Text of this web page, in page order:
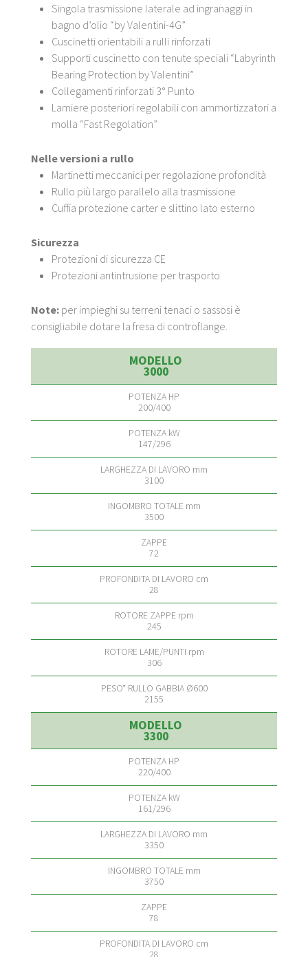
Singola trasmissione laterale ad ingranaggi in
bagno d’olio “by Valentini-4G”
Cuscinetti orientabili a rulli rinforzati
Supporti cuscinetto con tenute speciali “Labyrinth
Bearing Protection by Valentini”
Collegamenti rinforzati 3° Punto
Lamiere posteriori regolabili con ammortizzatori a
molla “Fast Regolation”
Nelle versioni a rullo
Martinetti meccanici per regolazione profondità
Rullo più largo parallelo alla trasmissione
Cuffia protezione carter e slittino lato esterno
Sicurezza
Protezioni di sicurezza CE
Protezioni antintrusione per trasporto
Note: per impieghi su terreni tenaci o sassosi è
consigliabile dotare la fresa di controflange.
3000
200/400
147/296
3100
3500
72
28
245
306
2155
3300
220/400
161/296
3350
3750
78
28